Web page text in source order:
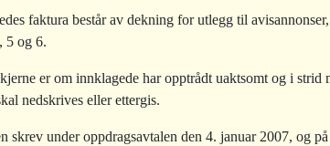
faktura består av dekning for utlegg til
5 og 6.
er om innklagede har opptrådt uaktsomt og i
nedskrives eller ettergis.
skrev under oppdragsavtalen den 4. januar 2007, og